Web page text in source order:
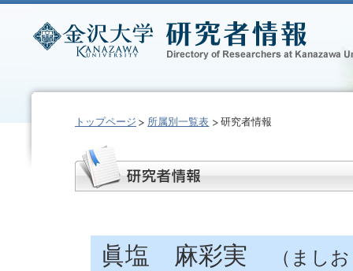
トップページ 所属別一覧表 研究者情報
眞塩 麻彩実 （まし